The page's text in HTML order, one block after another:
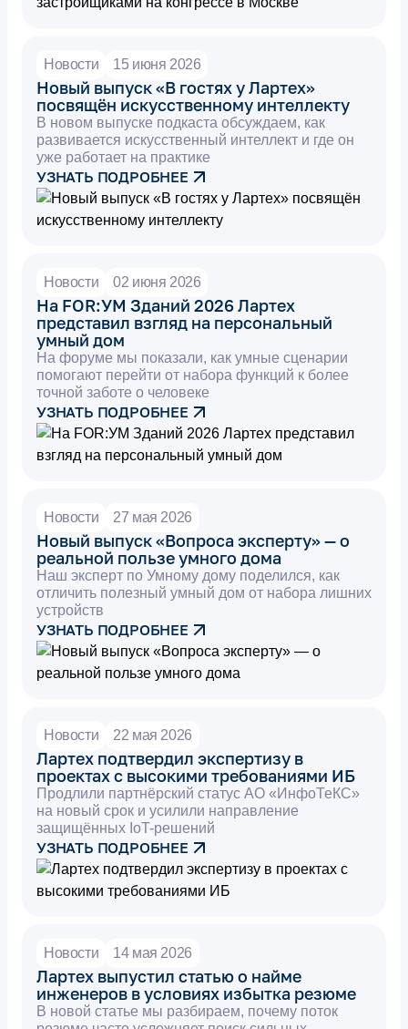
Новости 15 июня 2026
Новый выпуск «В гостях у Лартех»
посвящён искусственному интеллекту
В новом выпуске подкаста обсуждаем, как
развивается искусственный интеллект и где он
уже работает на практике
УЗНАТЬ ПОДРОБНЕЕ
Новости 02 июня 2026
На FOR:УМ Зданий 2026 Лартех
представил взгляд на персональный
умный дом
На форуме мы показали, как умные сценарии
помогают перейти от набора функций к более
точной заботе о человеке
УЗНАТЬ ПОДРОБНЕЕ
Новости 27 мая 2026
Новый выпуск «Вопроса эксперту» — о
реальной пользе умного дома
Наш эксперт по Умному дому поделился, как
отличить полезный умный дом от набора лишних
устройств
УЗНАТЬ ПОДРОБНЕЕ
Новости 22 мая 2026
Лартех подтвердил экспертизу в
проектах с высокими требованиями ИБ
Продлили партнёрский статус АО «ИнфоТеКС»
на новый срок и усилили направление
защищённых IoT-решений
УЗНАТЬ ПОДРОБНЕЕ
Новости 14 мая 2026
Лартех выпустил статью о найме
инженеров в условиях избытка резюме
В новой статье мы разбираем, почему поток